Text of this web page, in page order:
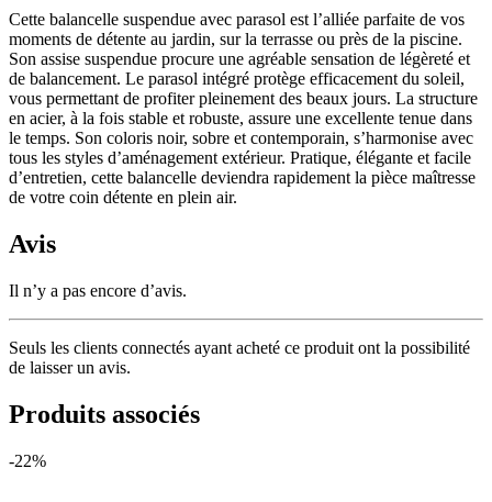
Cette balancelle suspendue avec parasol est l’alliée parfaite de vos
moments de détente au jardin, sur la terrasse ou près de la piscine.
Son assise suspendue procure une agréable sensation de légèreté et
de balancement. Le parasol intégré protège efficacement du soleil,
vous permettant de profiter pleinement des beaux jours. La structure
en acier, à la fois stable et robuste, assure une excellente tenue dans
le temps. Son coloris noir, sobre et contemporain, s’harmonise avec
tous les styles d’aménagement extérieur. Pratique, élégante et facile
d’entretien, cette balancelle deviendra rapidement la pièce maîtresse
de votre coin détente en plein air.
Avis
Il n’y a pas encore d’avis.
Seuls les clients connectés ayant acheté ce produit ont la possibilité
de laisser un avis.
Produits associés
-22%